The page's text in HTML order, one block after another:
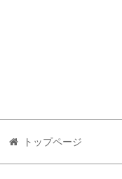
トップページ